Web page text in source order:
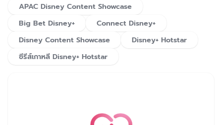
APAC Disney Content Showcase
Big Bet Disney+
Connect Disney+
Disney Content Showcase
Disney+ Hotstar
ซีรีส์เกาหลี Disney+ Hotstar